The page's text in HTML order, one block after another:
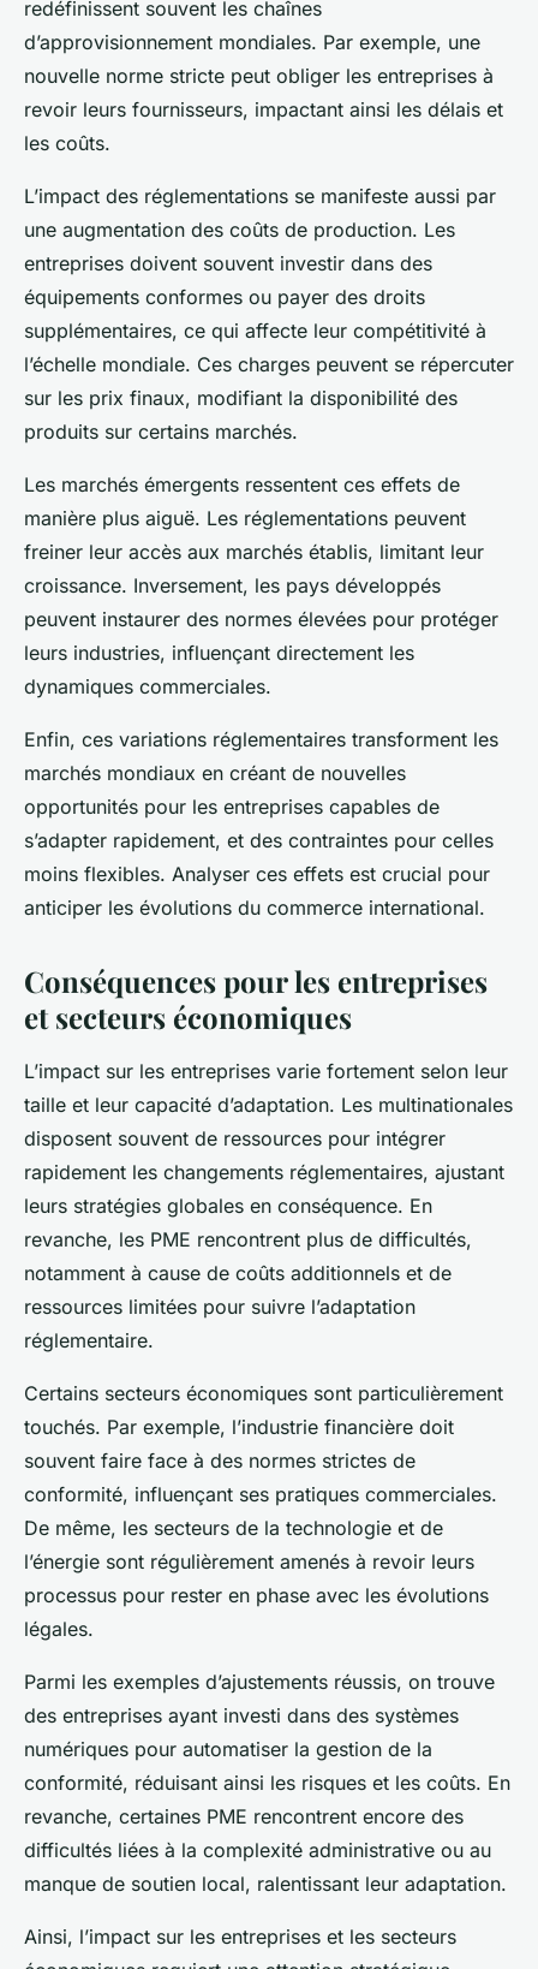
redéfinissent souvent les chaînes
d’approvisionnement mondiales. Par exemple, une
nouvelle norme stricte peut obliger les entreprises à
revoir leurs fournisseurs, impactant ainsi les délais et
les coûts.
L’impact des réglementations se manifeste aussi par
une augmentation des coûts de production. Les
entreprises doivent souvent investir dans des
équipements conformes ou payer des droits
supplémentaires, ce qui affecte leur compétitivité à
l’échelle mondiale. Ces charges peuvent se répercuter
sur les prix finaux, modifiant la disponibilité des
produits sur certains marchés.
Les marchés émergents ressentent ces effets de
manière plus aiguë. Les réglementations peuvent
freiner leur accès aux marchés établis, limitant leur
croissance. Inversement, les pays développés
peuvent instaurer des normes élevées pour protéger
leurs industries, influençant directement les
dynamiques commerciales.
Enfin, ces variations réglementaires transforment les
marchés mondiaux en créant de nouvelles
opportunités pour les entreprises capables de
s’adapter rapidement, et des contraintes pour celles
moins flexibles. Analyser ces effets est crucial pour
anticiper les évolutions du commerce international.
Conséquences pour les entreprises
et secteurs économiques
L’impact sur les entreprises varie fortement selon leur
taille et leur capacité d’adaptation. Les multinationales
disposent souvent de ressources pour intégrer
rapidement les changements réglementaires, ajustant
leurs stratégies globales en conséquence. En
revanche, les PME rencontrent plus de difficultés,
notamment à cause de coûts additionnels et de
ressources limitées pour suivre l’adaptation
réglementaire.
Certains secteurs économiques sont particulièrement
touchés. Par exemple, l’industrie financière doit
souvent faire face à des normes strictes de
conformité, influençant ses pratiques commerciales.
De même, les secteurs de la technologie et de
l’énergie sont régulièrement amenés à revoir leurs
processus pour rester en phase avec les évolutions
légales.
Parmi les exemples d’ajustements réussis, on trouve
des entreprises ayant investi dans des systèmes
numériques pour automatiser la gestion de la
conformité, réduisant ainsi les risques et les coûts. En
revanche, certaines PME rencontrent encore des
difficultés liées à la complexité administrative ou au
manque de soutien local, ralentissant leur adaptation.
Ainsi, l’impact sur les entreprises et les secteurs